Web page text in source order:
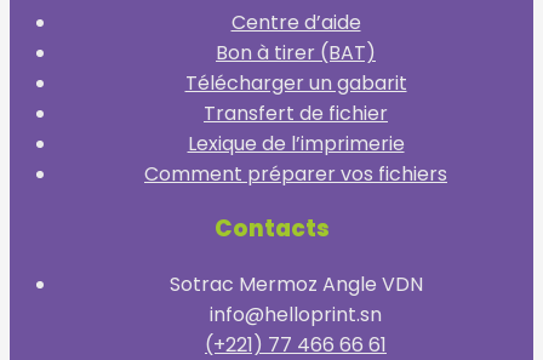
Centre d’aide
Bon à tirer (BAT)
Télécharger un gabarit
Transfert de fichier
Lexique de l’imprimerie
Comment préparer vos fichiers
Contacts
Sotrac Mermoz Angle VDN
info@helloprint.sn
(+221) 77 466 66 61